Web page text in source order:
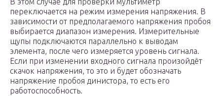
переключается на режим измерения напряжения. В
зависимости от предполагаемого напряжения пробоя
выбирается диапазон измерения. Измерительные
щупы подключаются параллельно к выводам
элемента, после чего измеряется уровень сигнала.
Если при изменении входного сигнала произойдёт
скачок напряжения, то это и будет обозначать
напряжение пробоя динистора, то есть его
работоспособность.